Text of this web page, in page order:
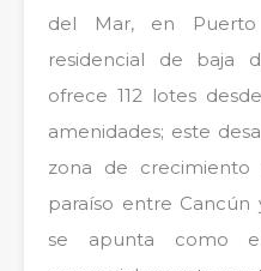
del Mar, en Puerto
residencial de baja
ofrece 112 lotes
amenidades; este
zona de
paraíso entre
se apunta como